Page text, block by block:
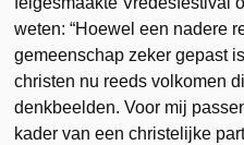
weten: “Hoewel een nadere
gemeenschap zeker gepast
christen nu reeds volkomen
denkbeelden. Voor mij
kader van een christelijke